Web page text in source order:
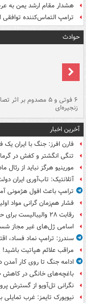
هشدار مقام ارشد یمن به
ترامپ التماس‌کننده
حوادث
۶ فوتی و ۵ مصدوم بر اثر
زنجیره‌ای
آخرین اخبار
فارن افرز: جنگ با ایران
تنگی انگشتر و کفش در
مورینیو هرگز نباید از رئال
آتلانتیک: تاب‌آوری ایران
ترامپ باعث افول هژمونی
فشار هم‌زمان گرانی مواد
رقابت ۲۸ والیبالیست برای حضور در فهرست نهایی تیم ملی
اسامی ژل‌های غیر مجاز
سندرز: ترامپ نماد فساد،
مراقب علائم هپاتیت باشید!
ادامه جنگ تا روی کار آمدن
باغچه‌های خانگی در کاهش
نگرانی تل‌آویو از گسترش
نیویورک تایمز: غرب تمایلی